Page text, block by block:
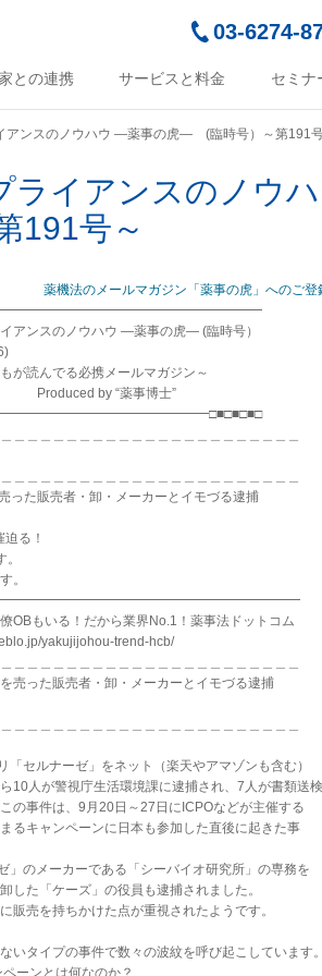
03-6274-
との連携 サービスと料金 セミナ
アンスのノウハウ ―薬事の虎― (臨時号）～第191
ライアンスのノ
191号～
薬機法のメールマガジン「薬事の虎」へのご登
ノウハウ ―薬事の虎― (臨時号）
でる必携メールマガジン～
by “薬事博士”
った販売者・卸・メーカーとイモづる逮捕
る！
。
OBもいる！だから業界No.1！薬事法ドットコム
yakujijohou-trend-hcb/
売った販売者・卸・メーカーとイモづる逮捕
セルナーゼ」をネット（楽天やアマゾンも含む）
10人が警視庁生活環境課に逮捕され、7人が書類送
の事件は、9月20日～27日にICPOなどが主催する
るキャンペーンに日本も参加した直後に起きた事
」のメーカーである「シーバイオ研究所」の専務を
した「ケーズ」の役員も逮捕されました。
販売を持ちかけた点が重視されたようです。
いタイプの事件で数々の波紋を呼び起こしています
ーンとは何なのか？